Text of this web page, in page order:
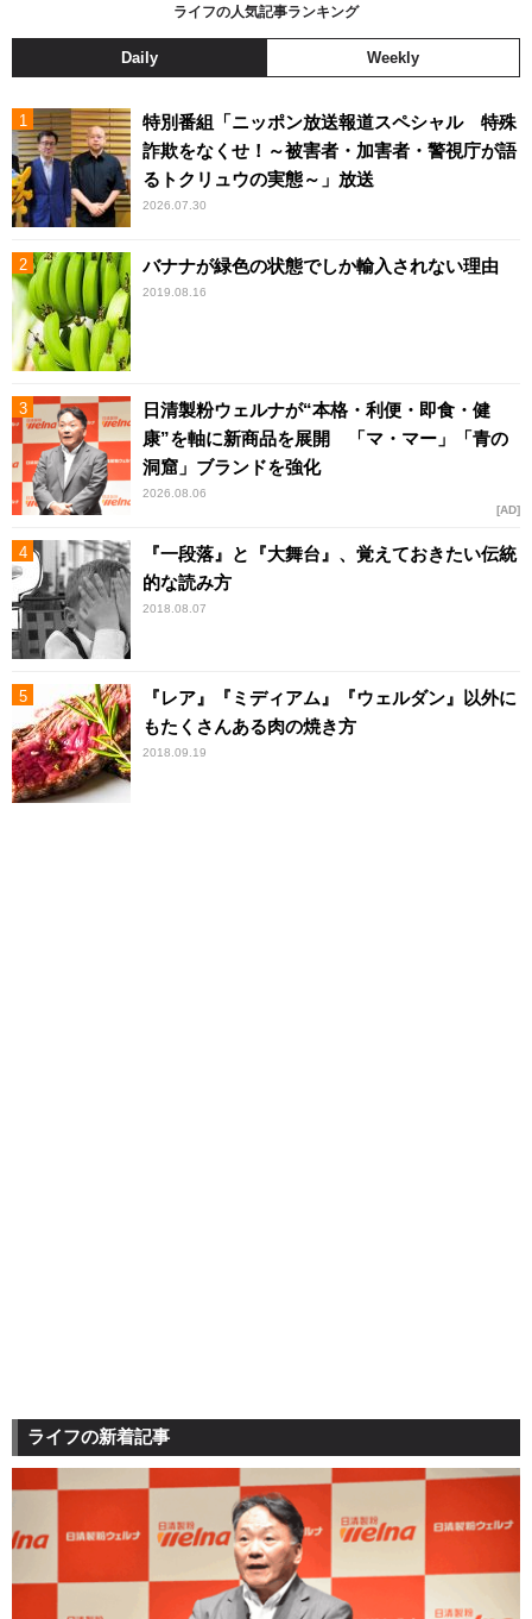
ライフの人気記事ランキング
Daily Weekly
特別番組「ニッポン放送報道スペシャル 特殊
詐欺をなくせ！～被害者・加害者・警視庁が語
るトクリュウの実態～」放送
2026.07.30
バナナが緑色の状態でしか輸入されない理由
2019.08.16
日清製粉ウェルナが“本格・利便・即食・健
康”を軸に新商品を展開 「マ・マー」「青の
洞窟」ブランドを強化
2026.08.06
AD
『一段落』と『大舞台』、覚えておきたい伝統
的な読み方
2018.08.07
『レア』『ミディアム』『ウェルダン』以外に
もたくさんある肉の焼き方
2018.09.19
ライフの新着記事